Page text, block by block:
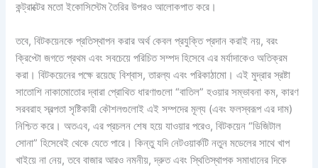
কন্ট্রাক্টের মতো ইকোসিস্টেম তৈরির উপরও আলোকপাত করে।
তবে, বিটকয়েনকে প্রতিস্থাপন করার অর্থ কেবল প্রযুক্তি প্রদান করাই নয়, বরং
ক্রিপ্টো জগতে প্রথম এবং সবচেয়ে পরিচিত সম্পদ হিসেবে এর মর্যাদাকেও অতিক্রম
করা। বিটকয়েনের পক্ষে রয়েছে বিশ্বাস, তারল্য এবং পরিকাঠামো। এই মুদ্রার স্রষ্টা
সাতোশি নাকামোতোর দ্বারা প্রোথিত ধারণাগুলো “বাতিল” হওয়ার সম্ভাবনা কম, কারণ
সরবরাহ স্বল্পতা সৃষ্টিকারী কৌশলগুলোই এই সম্পদের মূল্য (এবং ফলস্বরূপ এর দাম)
নিশ্চিত করে। অতএব, এর প্রচলন শেষ হয়ে যাওয়ার পরেও, বিটকয়েন “ডিজিটাল
সোনা” হিসেবেই থেকে যেতে পারে। কিন্তু যদি নেটওয়ার্কটি নতুন মডেলের সাথে খাপ
খাইয়ে না নেয়, তবে বাজার আরও নমনীয়, দ্রুত এবং স্থিতিস্থাপক সমাধানের দিকে